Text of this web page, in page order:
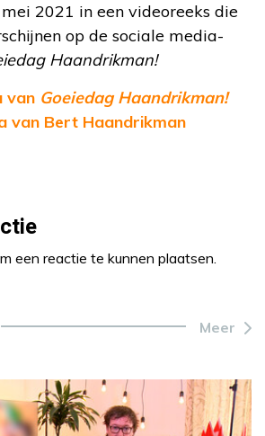
2021 in een videoreeks die
op de sociale media-
Haandrikman!
van Goeiedag Haandrikman!
van Bert Haandrikman
een reactie te kunnen plaatsen.
Meer